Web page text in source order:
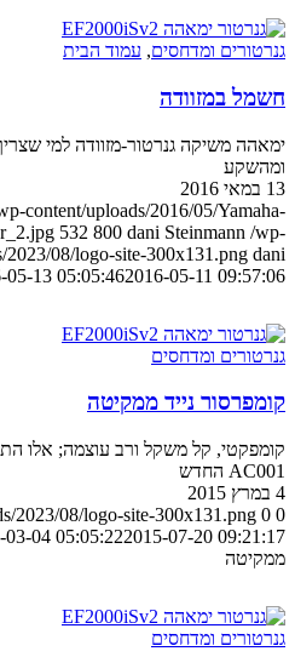
גנרטורים ומדחסים, עמוד הבית
חשמל במזוודה
ימאהה משיקה גנרטור-מזוודה למי
ומהשקע
13 במאי 2016
content/uploads/2016/05/Yamaha-
532 800 dani Steinmann /wp-
2023/08/logo-site-300x131.png dani
05-13 05:05:462016-05-11 09:57:06
גנרטורים ומדחסים
קומפרסור נייד ממקיטה
קומפקטי, קל משקל ורב עוצמה; אלו
AC001 החדש
4 במרץ 2015
0
0
2023/08/logo-site-300x131.png
03-04 05:05:222015-07-20 09:21:17
ממקיטה
גנרטורים ומדחסים